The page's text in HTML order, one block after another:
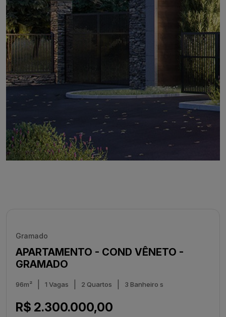
Gramado
APARTAMENTO - COND VÊNETO -
GRAMADO
96m² 1 Vagas 2 Quartos 3 Banheiro s
R$ 2.300.000,00